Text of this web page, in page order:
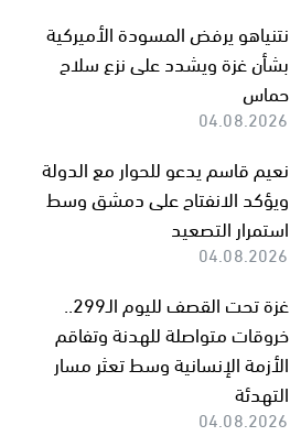
نتنياهو يرفض المسودة الأميركية
بشأن غزة ويشدد على نزع سلاح
حماس
04.08.2026
نعيم قاسم يدعو للحوار مع الدولة
ويؤكد الانفتاح على دمشق وسط
استمرار التصعيد
04.08.2026
غزة تحت القصف لليوم الـ299..
خروقات متواصلة للهدنة وتفاقم
الأزمة الإنسانية وسط تعثر مسار
التهدئة
04.08.2026